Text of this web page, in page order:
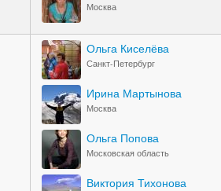
Москва
Ольга Киселёва
Санкт-Петербург
Ирина Мартынова
Москва
Ольга Попова
Московская область
Виктория Тихонова